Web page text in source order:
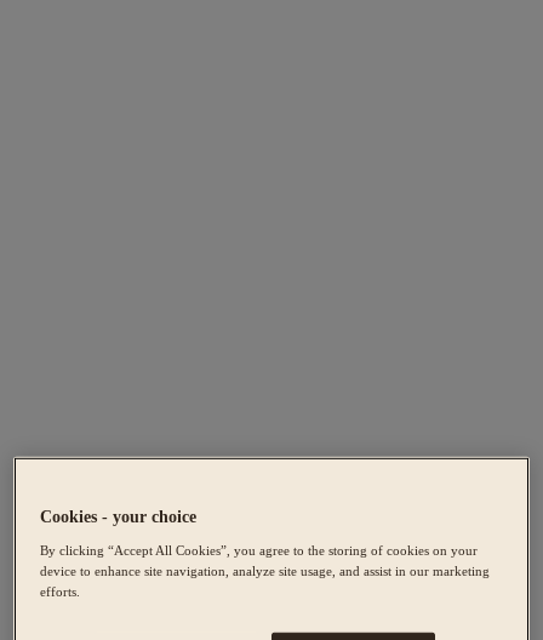
Cookies - your choice
By clicking “Accept All Cookies”, you agree to the storing of cookies on your
device to enhance site navigation, analyze site usage, and assist in our marketing
efforts.